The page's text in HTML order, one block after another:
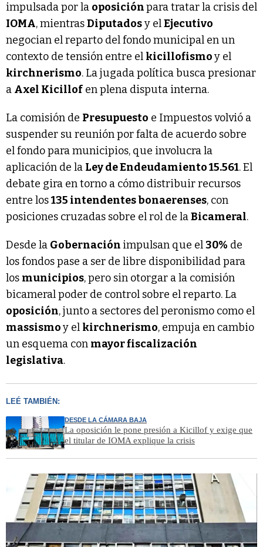
impulsada por la oposiciónpara tratar la crisis del
IOMA, mientrasDiputadosy elEjecutivo
negocian el reparto del fondo municipal en un
contexto de tensión entre el kicillofismoy el
kirchnerismo. La jugada política busca presionar
a Axel Kicillofen plena disputa interna.
La comisión de Presupuesto e Impuestos volvió a
suspender su reunión por falta de acuerdo sobre
el fondo para municipios, que involucra la
aplicación de la Ley de Endeudamiento 15.561. El
debate gira en torno a cómo distribuir recursos
entre los135 intendentes bonaerenses, con
posiciones cruzadas sobre el rol de laBicameral.
Desde la Gobernación impulsan que el30% de
los fondos pase a ser de libre disponibilidad para
los municipios, pero sin otorgar a la comisión
bicameral poder de control sobre el reparto. La
oposición, junto a sectores del peronismo como el
massismoy el kirchnerismo, empuja en cambio
un esquema con mayor fiscalización
legislativa.
LEÉ TAMBIÉN:
DESDE LA CÁMARA BAJA
La oposición le pone presión a Kicillof y exige que
el titular de IOMA explique la crisis